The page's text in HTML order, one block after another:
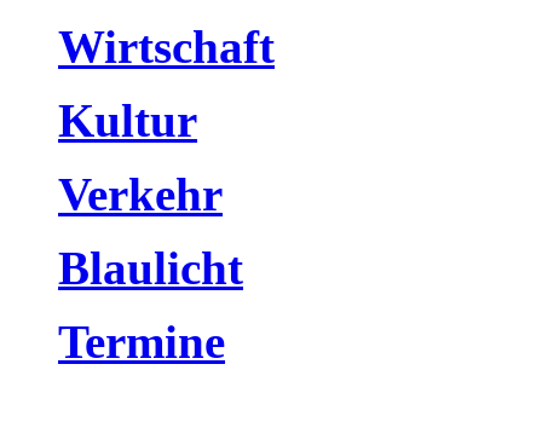
Wirtschaft
Kultur
Verkehr
Blaulicht
Termine